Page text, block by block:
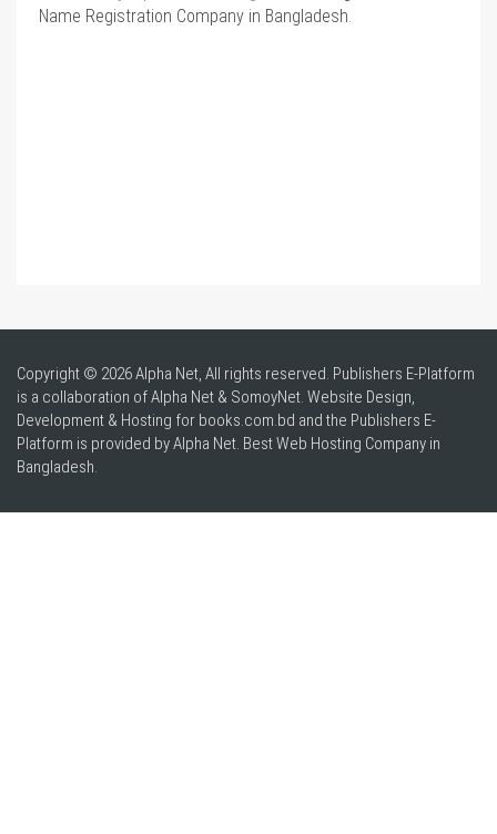
Name Registration Company in Bangladesh
Copyright © 2026 Alpha Net, All rights reserved. Publishers E-Platform
is a collaboration of Alpha Net & SomoyNet. Website Design,
Development & Hosting for books.com.bd and the Publishers E-
Platform is provided by Alpha Net. BestWeb Hosting Company in
Bangladesh.